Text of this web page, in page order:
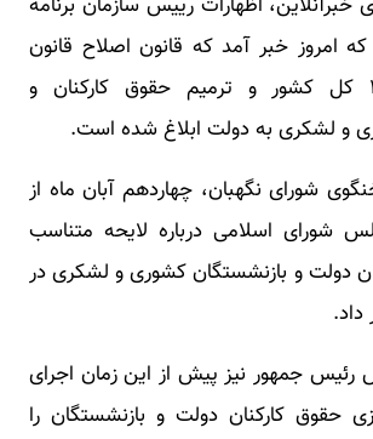
امروز خبر آمد که قانون اصلاح قانون
بودجه سال ۱۴۰۱ کل کشور و ترمیم حقوق کارکنان و
و لشکری به دولت ابلاغ شده است.
شورای نگهبان، چهاردهم آبان ماه از
شورای اسلامی درباره لایحه متناسب
دولت و بازنشستگان کشوری و لشکری در
رئیس جمهور نیز پیش از این زمان اجرای
حقوق کارکنان دولت و بازنشستگان را